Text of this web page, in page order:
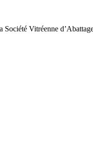
Vitréenne